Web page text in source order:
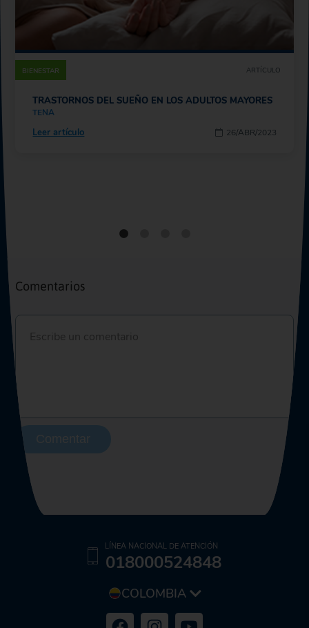
BIENESTAR ARTÍCULO
TRASTORNOS DEL SUEÑO EN LOS ADULTOS MAYORES
TENA
26/ABR/2023
Leer artículo
Comentarios
COLOMBIA
LÍNEA NACIONAL DE ATENCIÓN
018000524848